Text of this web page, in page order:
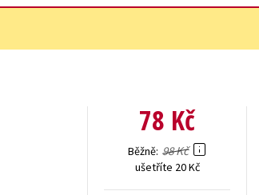
78 Kč
Běžně 98 Kč
ušetříte 20 Kč